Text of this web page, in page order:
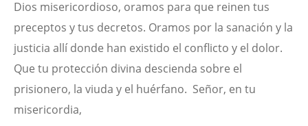
Dios misericordioso, oramos para que reinen tus
preceptos y tus decretos. Oramos por la sanación y la
justicia allí donde han existido el conflicto y el dolor.
Que tu protección divina descienda sobre el
prisionero, la viuda y el huérfano. Señor, en tu
misericordia,